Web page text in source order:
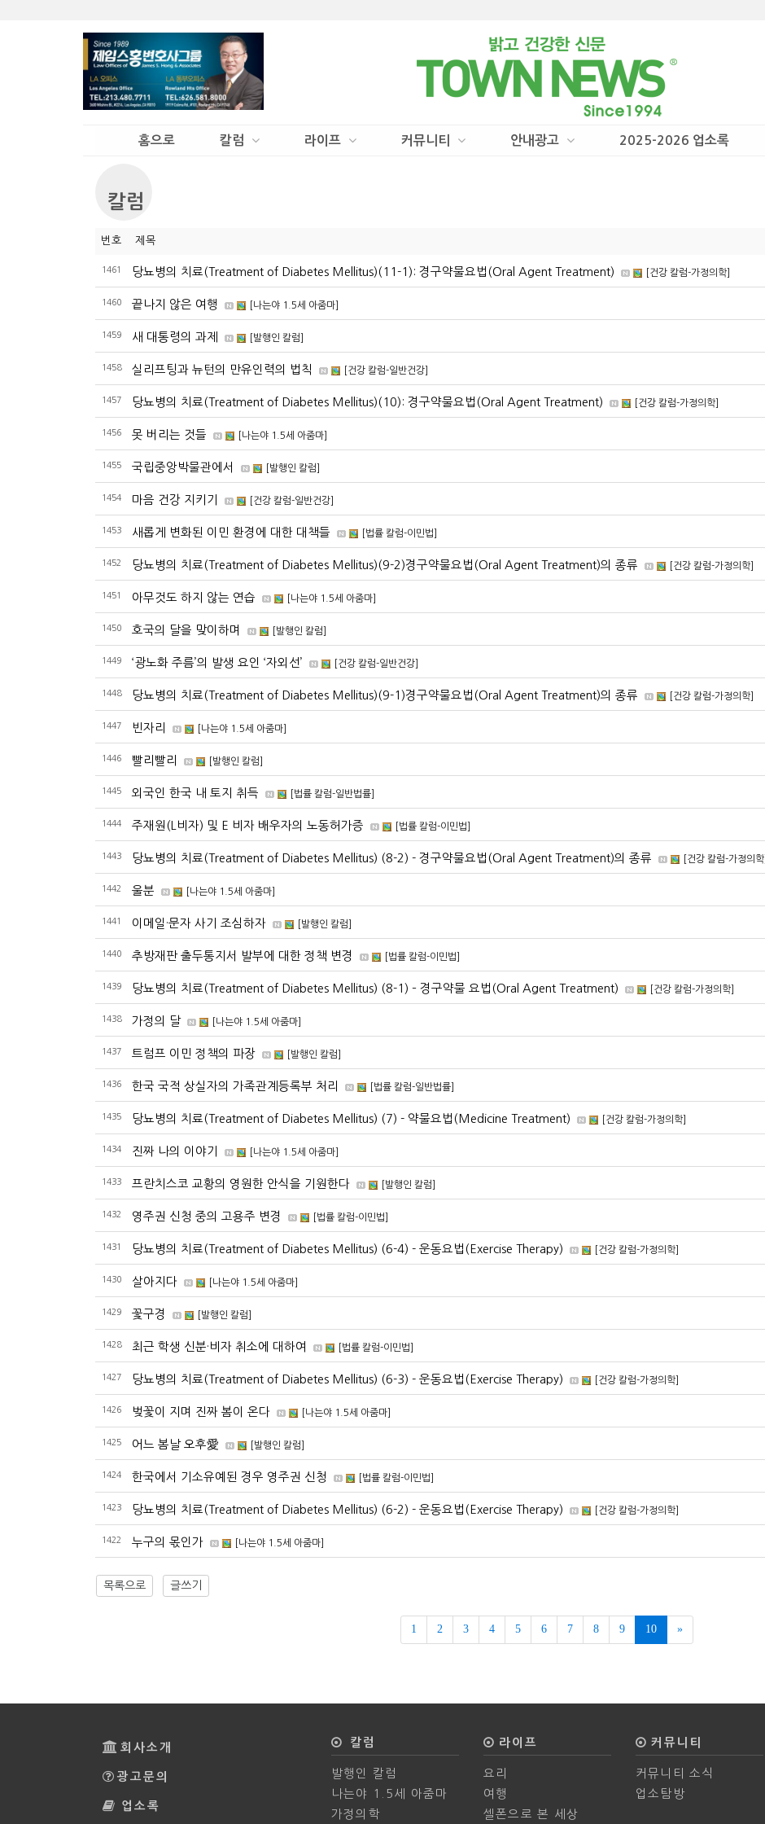
홈으로 칼럼 라이프 커뮤니티 안내광고 2025-2026 업소록
칼럼
번호 제목
1461 당뇨병의 치료(Treatment of Diabetes Mellitus)(11-1): 경구약물요법(Oral Agent Treatment) [건강 칼럼-가정의학]
1460 끝나지 않은 여행 [나는야 1.5세 아줌마]
1459 새 대통령의 과제 [발행인 칼럼]
1458 실리프팅과 뉴턴의 만유인력의 법칙 [건강 칼럼-일반건강]
1457 당뇨병의 치료(Treatment of Diabetes Mellitus)(10): 경구약물요법(Oral Agent Treatment) [건강 칼럼-가정의학]
1456 못 버리는 것들 [나는야 1.5세 아줌마]
1455 국립중앙박물관에서 [발행인 칼럼]
1454 마음 건강 지키기 [건강 칼럼-일반건강]
1453 새롭게 변화된 이민 환경에 대한 대책들 [법률 칼럼-이민법]
1452 당뇨병의 치료(Treatment of Diabetes Mellitus)(9-2)경구약물요법(Oral Agent Treatment)의 종류 [건강 칼럼-가정의학]
1451 아무것도 하지 않는 연습 [나는야 1.5세 아줌마]
1450 호국의 달을 맞이하며 [발행인 칼럼]
1449 ‘광노화 주름’의 발생 요인 ‘자외선’ [건강 칼럼-일반건강]
1448 당뇨병의 치료(Treatment of Diabetes Mellitus)(9-1)경구약물요법(Oral Agent Treatment)의 종류 [건강 칼럼-가정의학]
1447 빈자리 [나는야 1.5세 아줌마]
1446 빨리빨리 [발행인 칼럼]
1445 외국인 한국 내 토지 취득 [법률 칼럼-일반법률]
1444 주재원(L비자) 및 E 비자 배우자의 노동허가증 [법률 칼럼-이민법]
1443 당뇨병의 치료(Treatment of Diabetes Mellitus) (8-2) - 경구약물요법(Oral Agent Treatment)의 종류 [건강 칼럼-가정의학]
1442 울분 [나는야 1.5세 아줌마]
1441 이메일·문자 사기 조심하자 [발행인 칼럼]
1440 추방재판 출두통지서 발부에 대한 정책 변경 [법률 칼럼-이민법]
1439 당뇨병의 치료(Treatment of Diabetes Mellitus) (8-1) – 경구약물 요법(Oral Agent Treatment) [건강 칼럼-가정의학]
1438 가정의 달 [나는야 1.5세 아줌마]
1437 트럼프 이민 정책의 파장 [발행인 칼럼]
1436 한국 국적 상실자의 가족관계등록부 처리 [법률 칼럼-일반법률]
1435 당뇨병의 치료(Treatment of Diabetes Mellitus) (7) - 약물요법(Medicine Treatment) [건강 칼럼-가정의학]
1434 진짜 나의 이야기 [나는야 1.5세 아줌마]
1433 프란치스코 교황의 영원한 안식을 기원한다 [발행인 칼럼]
1432 영주권 신청 중의 고용주 변경 [법률 칼럼-이민법]
1431 당뇨병의 치료(Treatment of Diabetes Mellitus) (6-4) - 운동요법(Exercise Therapy) [건강 칼럼-가정의학]
1430 살아지다 [나는야 1.5세 아줌마]
1429 꽃구경 [발행인 칼럼]
1428 최근 학생 신분·비자 취소에 대하여 [법률 칼럼-이민법]
1427 당뇨병의 치료(Treatment of Diabetes Mellitus) (6-3) - 운동요법(Exercise Therapy) [건강 칼럼-가정의학]
1426 벚꽃이 지며 진짜 봄이 온다 [나는야 1.5세 아줌마]
1425 어느 봄날 오후愛 [발행인 칼럼]
1424 한국에서 기소유예된 경우 영주권 신청 [법률 칼럼-이민법]
1423 당뇨병의 치료(Treatment of Diabetes Mellitus) (6-2) - 운동요법(Exercise Therapy) [건강 칼럼-가정의학]
1422 누구의 몫인가 [나는야 1.5세 아줌마]
목록으로 글쓰기
1 2 3 4 5 6 7 8 9 10 »Next
회사소개
광고문의
업소록
칼럼
발행인 칼럼
나는야 1.5세 아줌마
가정의학
라이프
요리
여행
셀폰으로 본 세상
커뮤니티
커뮤니티 소식
업소탐방